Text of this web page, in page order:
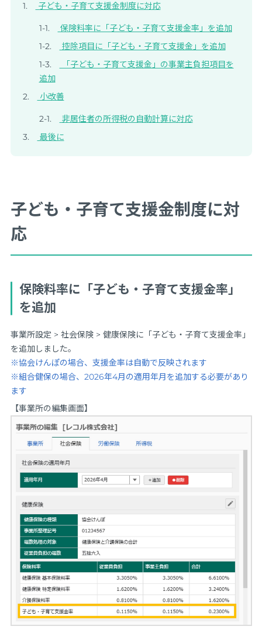
子ども・子育て支援金制度に対応
保険料率に「子ども・子育て支援金率」を追加
控除項目に「子ども・子育て支援金」を追加
「子ども・子育て支援金」の事業主負担項目を
追加
小改善
非居住者の所得税の自動計算に対応
最後に
子ども・子育て支援金制度に対
応
保険料率に「子ども・子育て支援金率」
を追加
事業所設定 > 社会保険 > 健康保険に「子ども・子育て支援金率」
を追加しました。
※協会けんぽの場合、支援金率は自動で反映されます
※組合健保の場合、2026年4月の適用年月を追加する必要があり
ます
【事業所の編集画面】